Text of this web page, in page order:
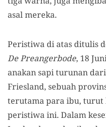
asal mereka.
Peristiwa di atas ditulis
De Preangerbode, 18
anakan sapi turunan
Friesland, sebuah
terutama para ibu, turut
peristiwa ini. Dalam